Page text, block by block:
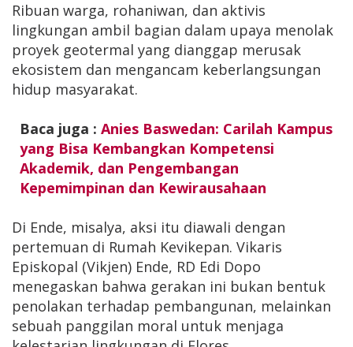
Ribuan warga, rohaniwan, dan aktivis
lingkungan ambil bagian dalam upaya menolak
proyek geotermal yang dianggap merusak
ekosistem dan mengancam keberlangsungan
hidup masyarakat.
Baca juga : Anies Baswedan: Carilah Kampus
yang Bisa Kembangkan Kompetensi
Akademik, dan Pengembangan
Kepemimpinan dan Kewirausahaan
Di Ende, misalya, aksi itu diawali dengan
pertemuan di Rumah Kevikepan. Vikaris
Episkopal (Vikjen) Ende, RD Edi Dopo
menegaskan bahwa gerakan ini bukan bentuk
penolakan terhadap pembangunan, melainkan
sebuah panggilan moral untuk menjaga